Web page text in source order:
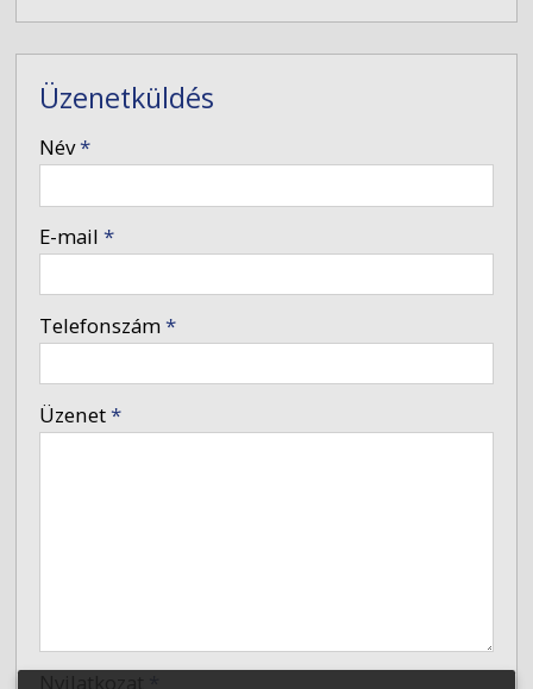
Üzenetküldés
-
Név*
E-mail *
Telefonszám*
Üzenet*